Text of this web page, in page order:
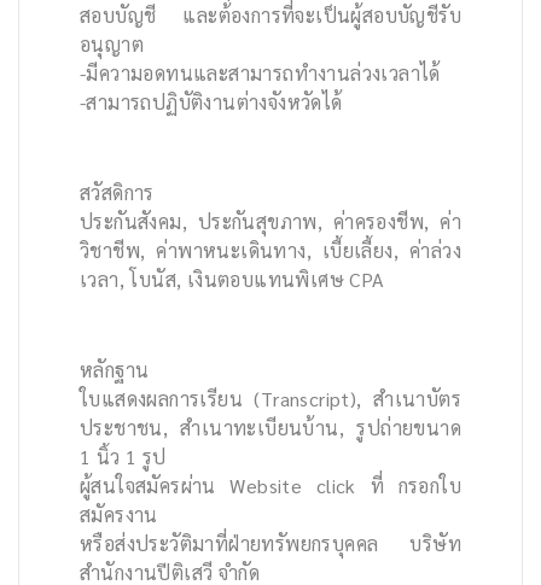
สอบบัญชี และต้องการที่จะเป็นผู้สอบบัญชีรับ
อนุญาต
-มีความอดทนและสามารถทำงานล่วงเวลาได้
-สามารถปฏิบัติงานต่างจังหวัดได้
สวัสดิการ
ประกันสังคม, ประกันสุขภาพ, ค่าครองชีพ, ค่า
วิชาชีพ, ค่าพาหนะเดินทาง, เบี้ยเลี้ยง, ค่าล่วง
เวลา, โบนัส, เงินตอบแทนพิเศษ CPA
หลักฐาน
ใบแสดงผลการเรียน (Transcript), สำเนาบัตร
ประชาชน, สำเนาทะเบียนบ้าน, รูปถ่ายขนาด
1 นิ้ว 1 รูป
ผู้สนใจสมัครผ่าน Website click ที่ กรอกใบ
สมัครงาน
หรือส่งประวัติมาที่ฝ่ายทรัพยกรบุคคล บริษัท
สำนักงานปีติเสวี จำกัด